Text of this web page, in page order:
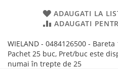
ADAUGATI LA
ADAUGATI
WIELAND - 0484126500 -
Pachet 25 buc, Pret/buc este
numai în trepte de 25